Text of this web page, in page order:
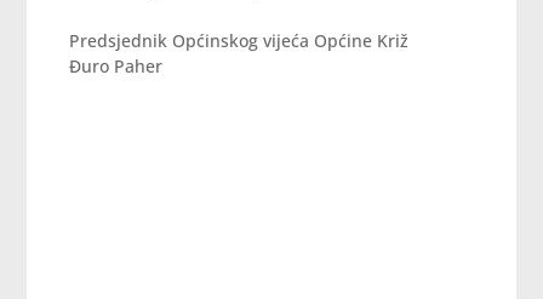
Predsjednik Općinskog vijeća Općine Križ
Đuro Paher